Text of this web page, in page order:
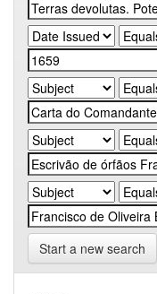
Start a new search